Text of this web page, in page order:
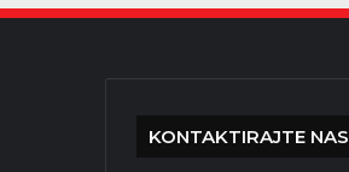
KONTAKTIRAJTE NAS